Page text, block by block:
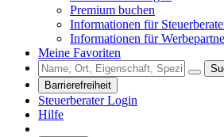
Premium buchen
Informationen für
Informationen für
Meine Favoriten
Barrierefreiheit
Steuerberater Login
Hilfe